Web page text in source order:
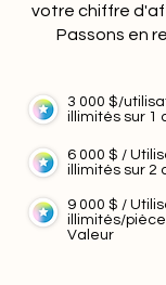
votre chiffre
Passons en
3 000 $/
illimités sur 1
6 000 $ /
illimités sur 2
9 000 $ /
illimités/
Valeur